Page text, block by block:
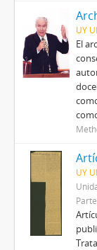
UY
El
UY